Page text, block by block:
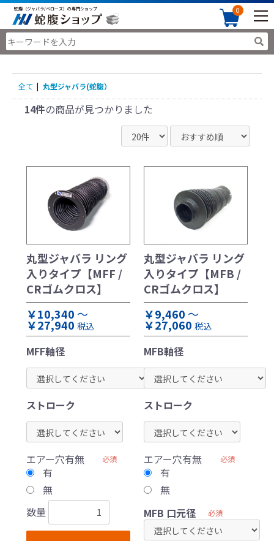
蛇腹（ジャバラ/ベローズ）の専門ショップ 0
全て | 丸型ジャバラ(蛇腹）
14件の商品が見つかりました
丸型ジャバラ リング
入りタイプ【MFF /
CRゴムクロス】
￥10,340 ～
￥27,940 税込
MFF軸径
ストローク
エアー穴有無 必須
有
無
数量
丸型ジャバラ リング
入りタイプ【MFB /
CRゴムクロス】
￥9,460 ～
￥27,060 税込
MFB軸径
ストローク
エアー穴有無 必須
有
無
MFB 口元径
必須